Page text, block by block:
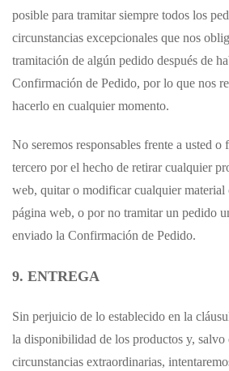
posible para tramitar siempre todos los
circunstancias excepcionales que nos
tramitación de algún pedido después de
Confirmación de Pedido, por lo que nos
hacerlo en cualquier momento.
No seremos responsables frente a usted o
tercero por el hecho de retirar cualquier
web, quitar o modificar cualquier material
página web, o por no tramitar un pedido
enviado la Confirmación de Pedido.
9. ENTREGA
Sin perjuicio de lo establecido en la
la disponibilidad de los productos y, salvo
circunstancias extraordinarias,